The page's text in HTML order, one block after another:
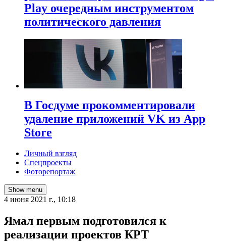
Play очередным инструментом
политического давления
В Госдуме прокомментировали
удаление приложений VK из App
Store
Личный взгляд
Спецпроекты
Фоторепортаж
Show menu
4 июня 2021 г., 10:18
Ямал первым подготовился к
реализации проектов КРТ